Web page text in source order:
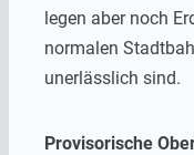
legen aber noch
normalen
unerlässlich sind.
Provisorische